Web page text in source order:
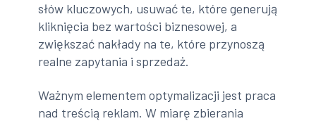
słów kluczowych, usuwać te, które generują
kliknięcia bez wartości biznesowej, a
zwiększać nakłady na te, które przynoszą
realne zapytania i sprzedaż.
Ważnym elementem optymalizacji jest praca
nad treścią reklam. W miarę zbierania